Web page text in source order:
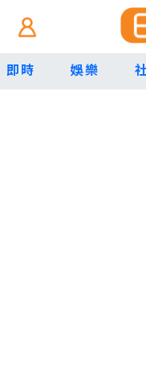
即時 娛樂